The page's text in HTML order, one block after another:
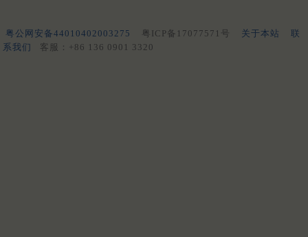
粤公网安备44010402003275 粤ICP备17077571号 关于本站
联
系我们
客服：+86 136 0901 3320